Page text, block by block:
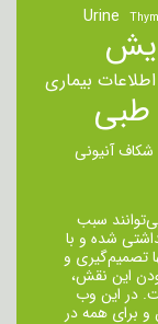
Urine
اطلاعات بیماری
شکاف آنیونی
سبب
شده و با
تصمیم‌گیری و
این نقش،
در این وب
برای همه در